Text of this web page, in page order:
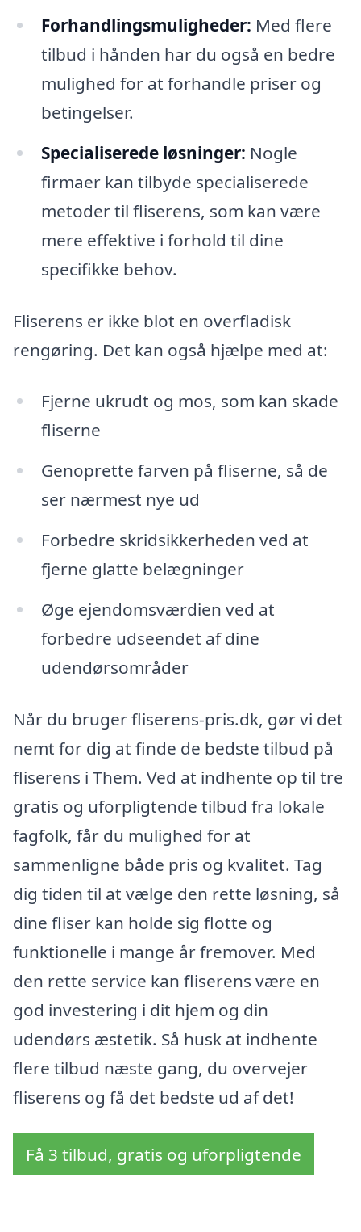
Forhandlingsmuligheder: Med flere
tilbud i hånden har du også en bedre
mulighed for at forhandle priser og
betingelser.
Specialiserede løsninger: Nogle
firmaer kan tilbyde specialiserede
metoder til fliserens, som kan være
mere effektive i forhold til dine
specifikke behov.
Fliserens er ikke blot en overfladisk
rengøring. Det kan også hjælpe med at:
Fjerne ukrudt og mos, som kan skade
fliserne
Genoprette farven på fliserne, så de
ser nærmest nye ud
Forbedre skridsikkerheden ved at
fjerne glatte belægninger
Øge ejendomsværdien ved at
forbedre udseendet af dine
udendørsområder
Når du bruger fliserens-pris.dk, gør vi det
nemt for dig at finde de bedste tilbud på
fliserens i Them. Ved at indhente op til tre
gratis og uforpligtende tilbud fra lokale
fagfolk, får du mulighed for at
sammenligne både pris og kvalitet. Tag
dig tiden til at vælge den rette løsning, så
dine fliser kan holde sig flotte og
funktionelle i mange år fremover. Med
den rette service kan fliserens være en
god investering i dit hjem og din
udendørs æstetik. Så husk at indhente
flere tilbud næste gang, du overvejer
fliserens og få det bedste ud af det!
Få 3 tilbud, gratis og uforpligtende